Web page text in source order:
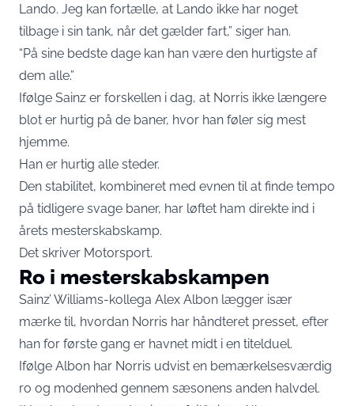
Lando. Jeg kan fortælle, at Lando ikke har noget
tilbage i sin tank, når det gælder fart,” siger han.
“På sine bedste dage kan han være den hurtigste af
dem alle.”
Ifølge Sainz er forskellen i dag, at Norris ikke længere
blot er hurtig på de baner, hvor han føler sig mest
hjemme.
Han er hurtig alle steder.
Den stabilitet, kombineret med evnen til at finde tempo
på tidligere svage baner, har løftet ham direkte ind i
årets mesterskabskamp.
Det skriver Motorsport.
Ro i mesterskabskampen
Sainz’ Williams-kollega Alex Albon lægger især
mærke til, hvordan Norris har håndteret presset, efter
han for første gang er havnet midt i en titelduel.
Ifølge Albon har Norris udvist en bemærkelsesværdig
ro og modenhed gennem sæsonens anden halvdel.